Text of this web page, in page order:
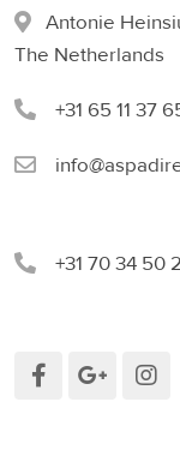
Antonie
The Netherlands
+31 65 11 37
+31 70 34 50